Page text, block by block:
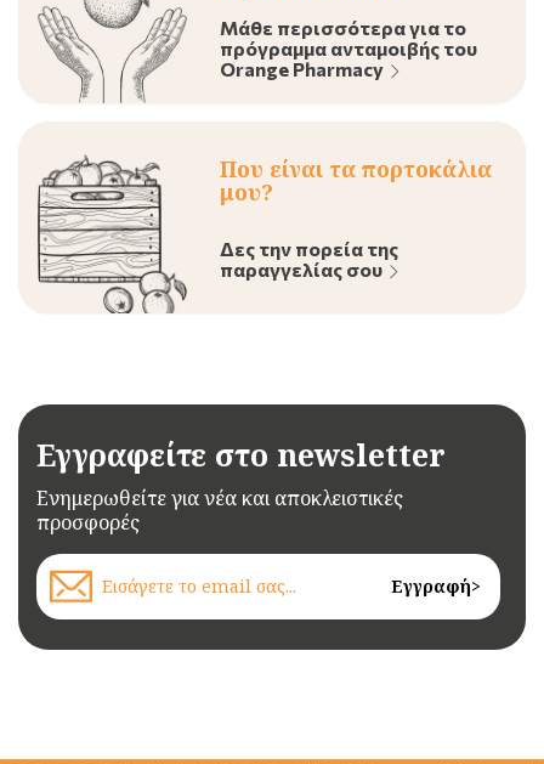
Μάθε περισσότερα για το
πρόγραμμα ανταμοιβής του
Orange Pharmacy
Που είναι τα πορτοκάλια
μου?
Δες την πορεία της
παραγγελίας σου
Εγγραφείτε στο newsletter
Ενημερωθείτε για νέα και αποκλειστικές
προσφορές